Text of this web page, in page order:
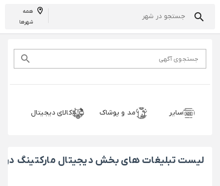
همه
شهرها
جستجوی آگهی
سایر مد و پوشاک کالای دیجیتال
لیست تبلیغات های بخش دیجیتال مارکتینگ در